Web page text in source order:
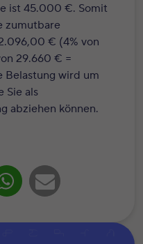
ist 45.000 €. Somit
zumutbare
€ (4% von
29.660 € =
wird um
Sie als
abziehen können.